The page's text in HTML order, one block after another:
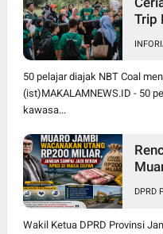
Trip
50 pelajar diajak NBT Coal
(ist)MAKALAMNEWS.ID - 50
kawasa...
DPRD
Wakil Ketua DPRD Provinsi